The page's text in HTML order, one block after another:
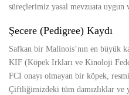
süreçlerimiz yasal mevzuata uygun
Şecere (Pedigree) Kaydı
Safkan bir Malinois’nın en büyük
KIF (Köpek Irkları ve Kinoloji
FCI onayı olmayan bir köpek,
Çiftliğimizdeki tüm damızlıklar ve